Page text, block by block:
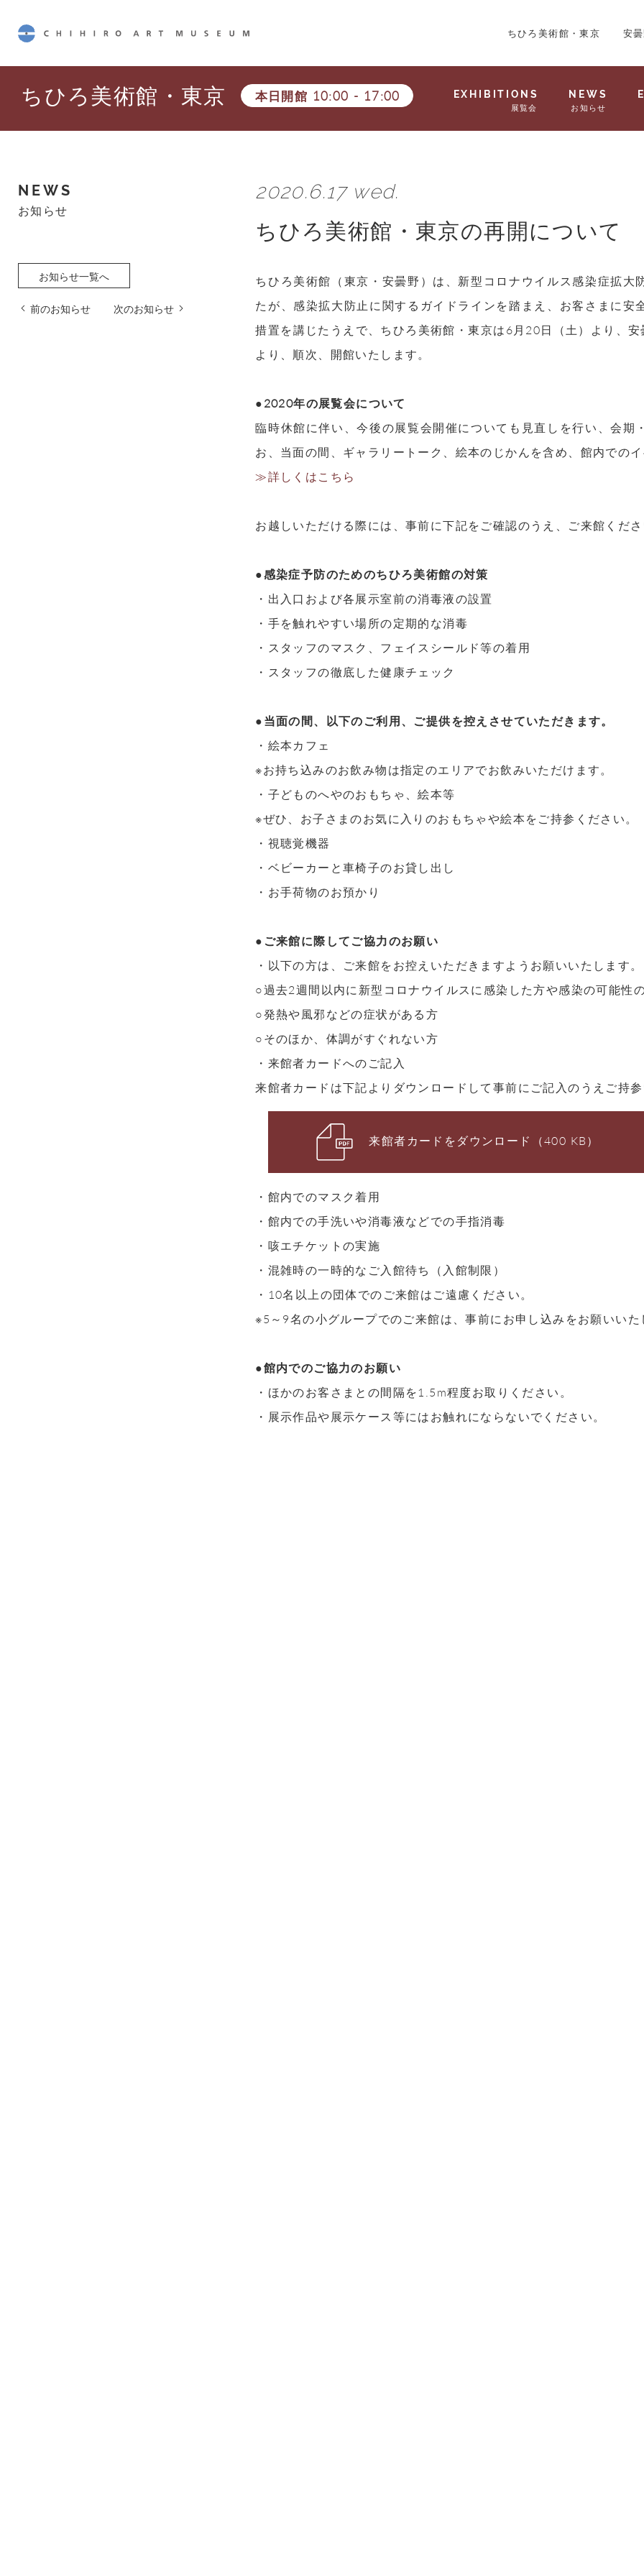
ちひろ美術館・東京 安
ちひろ美術館・東京 本日開館 10:00 - 17:00 EXHIBITIONS
展覧会
NEWS
お知らせ
NEWS
お知らせ
お知らせ一覧へ
前のお知らせ 次のお知らせ
2020.6.17 wed.
ちひろ美術館・東京の再開について
ちひろ美術館（東京・安曇野）は、新型コロナウイルス感染症拡大
たが、感染拡大防止に関するガイドラインを踏まえ、お客さまに安
措置を講じたうえで、ちひろ美術館・東京は6月20日（土）より、安
より、順次、開館いたします。
●2020年の展覧会について
臨時休館に伴い、今後の展覧会開催についても見直しを行い、会期
お、当面の間、ギャラリートーク、絵本のじかんを含め、館内での
≫詳しくはこちら
お越しいただける際には、事前に下記をご確認のうえ、ご来館くだ
●感染症予防のためのちひろ美術館の対策
・出入口および各展示室前の消毒液の設置
・手を触れやすい場所の定期的な消毒
・スタッフのマスク、フェイスシールド等の着用
・スタッフの徹底した健康チェック
●当面の間、以下のご利用、ご提供を控えさせていただきます。
・絵本カフェ
※お持ち込みのお飲み物は指定のエリアでお飲みいただけます。
・子どものへやのおもちゃ、絵本等
※ぜひ、お子さまのお気に入りのおもちゃや絵本をご持参ください。
・視聴覚機器
・ベビーカーと車椅子のお貸し出し
・お手荷物のお預かり
●ご来館に際してご協力のお願い
・以下の方は、ご来館をお控えいただきますようお願いいたします。
○過去2週間以内に新型コロナウイルスに感染した方や感染の可能性
○発熱や風邪などの症状がある方
○そのほか、体調がすぐれない方
・来館者カードへのご記入
来館者カードは下記よりダウンロードして事前にご記入のうえご持参
来館者カードをダウンロード（400 KB）
・館内でのマスク着用
・館内での手洗いや消毒液などでの手指消毒
・咳エチケットの実施
・混雑時の一時的なご入館待ち（入館制限）
・10名以上の団体でのご来館はご遠慮ください。
※5～9名の小グループでのご来館は、事前にお申し込みをお願いいた
●館内でのご協力のお願い
・ほかのお客さまとの間隔を1.5m程度お取りください。
・展示作品や展示ケース等にはお触れにならないでください。